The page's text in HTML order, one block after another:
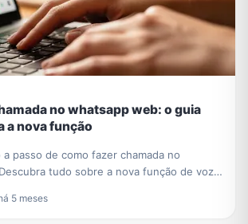
no whatsapp web: o guia
a nova função
passo de como fazer chamada no
tudo sobre a nova função de voz
ao navegador sem instalar nada.
5 meses